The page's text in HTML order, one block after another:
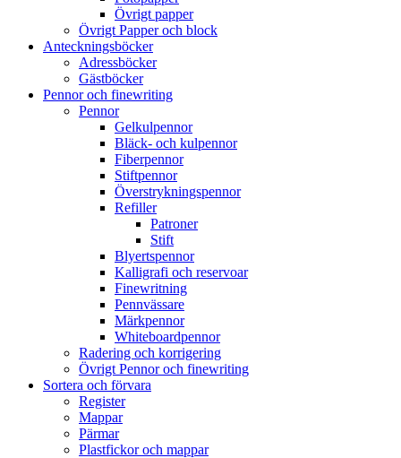
Övrigt papper
Övrigt Papper och block
Anteckningsböcker
Adressböcker
Gästböcker
Pennor och finewriting
Pennor
Gelkulpennor
Bläck- och kulpennor
Fiberpennor
Stiftpennor
Överstrykningspennor
Refiller
Patroner
Stift
Blyertspennor
Kalligrafi och reservoar
Finewritning
Pennvässare
Märkpennor
Whiteboardpennor
Radering och korrigering
Övrigt Pennor och finewriting
Sortera och förvara
Register
Mappar
Pärmar
Plastfickor och mappar